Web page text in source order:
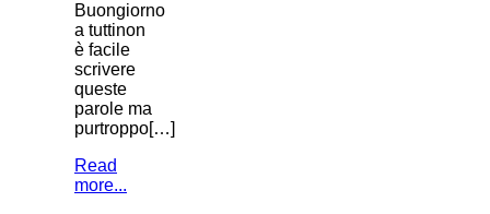
Buongiorno
a tuttinon
è facile
scrivere
queste
parole ma
purtroppo[…]
Read
more...